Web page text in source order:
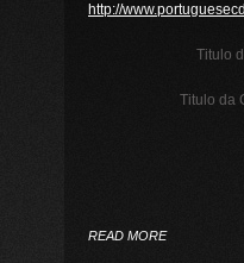
http://
Titulo
Titulo da
READ MORE